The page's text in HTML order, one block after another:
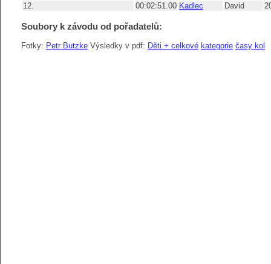
12.
00:02:51.00 Kadlec David
Soubory k závodu od pořadatelů:
Fotky: Petr Butzke Výsledky v pdf: Děti + celkové kategorie časy kol